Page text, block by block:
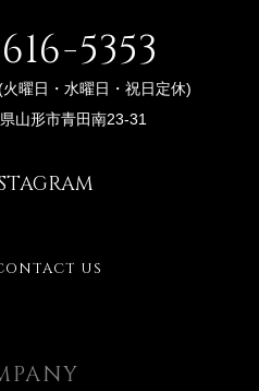
5353
曜日・水曜日・祝日定休)
山形市青田南23-31
US